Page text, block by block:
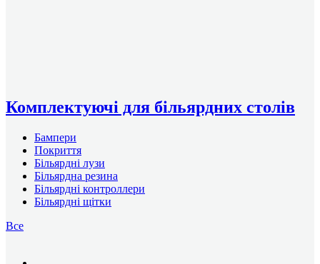
Комплектуючі для більярдних столів
Бампери
Покриття
Більярдні лузи
Більярдна резина
Більярдні контроллери
Більярдні щітки
Все